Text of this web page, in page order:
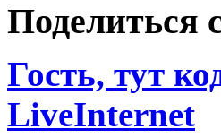
Поделиться
Гость, тут
LiveInternet